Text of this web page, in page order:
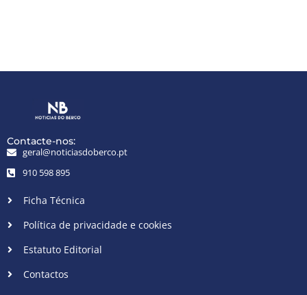
Contacte-nos:
geral@noticiasdoberco.pt
910 598 895
Ficha Técnica
Política de privacidade e cookies
Estatuto Editorial
Contactos